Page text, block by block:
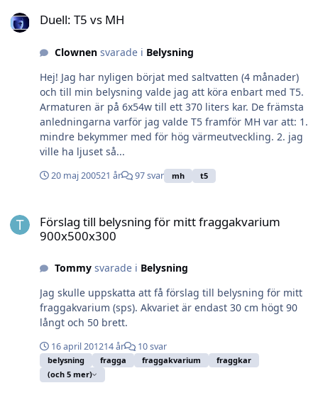
Duell: T5 vs MH
Clownensvarade i Belysning
Hej! Jag har nyligen börjat med saltvatten (4 månader)
och till min belysning valde jag att köra enbart med T5.
Armaturen är på 6x54w till ett 370 liters kar. De främsta
anledningarna varför jag valde T5 framför MH var att: 1.
mindre bekymmer med för hög värmeutveckling. 2. jag
ville ha ljuset så...
20 maj 200521 år 97 svar mh t5
Förslag till belysning för mitt fraggakvarium
900x500x300
Tommysvarade i Belysning
Jag skulle uppskatta att få förslag till belysning för mitt
fraggakvarium (sps). Akvariet är endast 30 cm högt 90
långt och 50 brett.
16 april 201214 år 10 svar
belysning fragga fraggakvarium
fraggkar
(och 5 mer)